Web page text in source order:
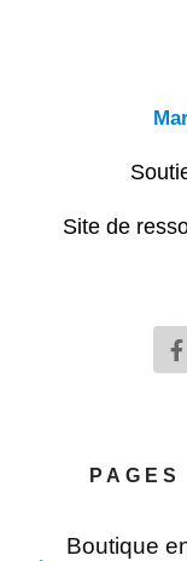
Site de
F
a
c
PAGES
Boutique